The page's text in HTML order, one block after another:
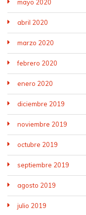
mayo 2020
abril 2020
marzo 2020
febrero 2020
enero 2020
diciembre 2019
noviembre 2019
octubre 2019
septiembre 2019
agosto 2019
julio 2019